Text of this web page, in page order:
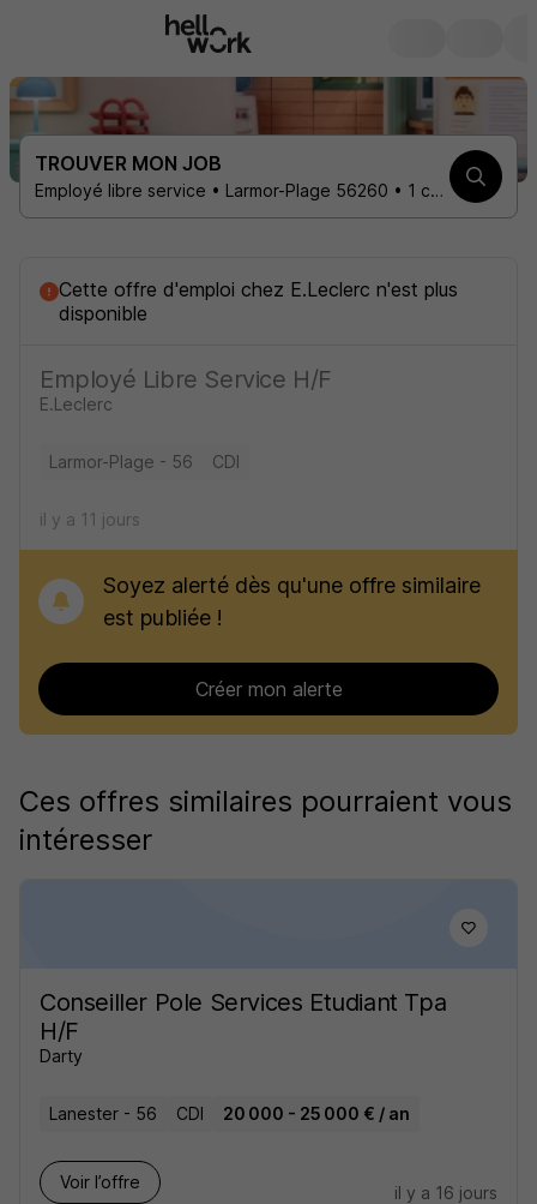
TROUVER MON JOB
Employé libre service • Larmor-Plage 56260 • 1 contrat
Cette offre d'emploi chez E.Leclerc n'est plus
disponible
Employé Libre Service H/F
E.Leclerc
Larmor-Plage - 56 CDI
il y a 11 jours
Soyez alerté dès qu'une offre similaire
est publiée !
Créer mon alerte
Ces offres similaires pourraient vous
intéresser
Conseiller Pole Services Etudiant Tpa
H/F
Darty
Lanester - 56 CDI 20 000 - 25 000 € / an
Voir l’offre
il y a 16 jours